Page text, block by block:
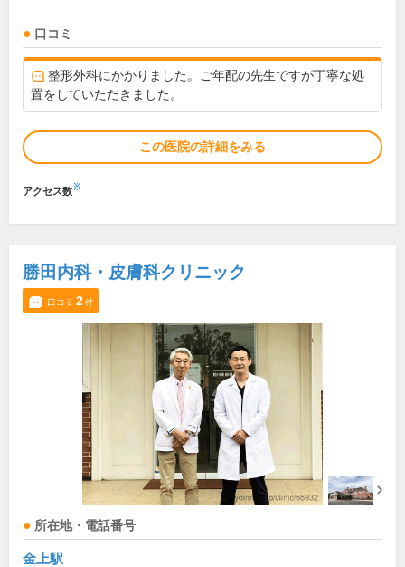
口コミ
整形外科にかかりました。ご年配の先生ですが丁寧な処
置をしていただきました。
この医院の詳細をみる
アクセス数※
勝田内科・皮膚科クリニック
口コミ 2件
所在地・電話番号
金上駅